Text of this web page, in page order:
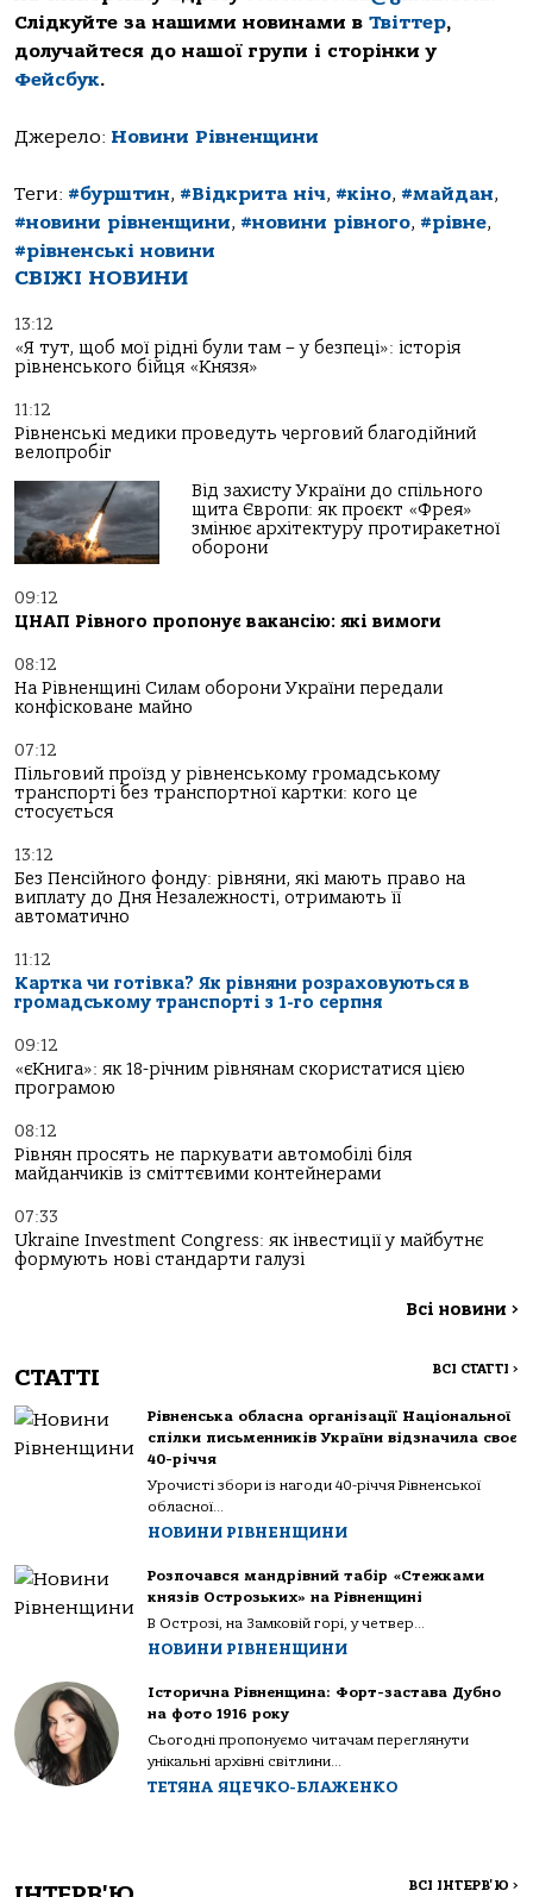
Слідкуйте за нашими новинами в Твіттер,
долучайтеся до нашої групи і сторінки у
Фейсбук.
Джерело: Новини Рівненщини
Теги: #бурштин, #Відкрита ніч, #кіно, #майдан,
#новини рівненщини, #новини рівного, #рівне,
#рівненські новини
СВІЖІ НОВИНИ
13:12
«Я тут, щоб мої рідні були там – у безпеці»: історія
рівненського бійця «Князя»
11:12
Рівненські медики проведуть черговий благодійний
велопробіг
Від захисту України до спільного
щита Європи: як проєкт «Фрея»
змінює архітектуру протиракетної
оборони
09:12
ЦНАП Рівного пропонує вакансію: які вимоги
08:12
На Рівненщині Силам оборони України передали
конфісковане майно
07:12
Пільговий проїзд у рівненському громадському
транспорті без транспортної картки: кого це
стосується
13:12
Без Пенсійного фонду: рівняни, які мають право на
виплату до Дня Незалежності, отримають її
автоматично
11:12
Картка чи готівка? Як рівняни розраховуються в
громадському транспорті з 1-го серпня
09:12
«єКнига»: як 18-річним рівнянам скористатися цією
програмою
08:12
Рівнян просять не паркувати автомобілі біля
майданчиків із сміттєвими контейнерами
07:33
Ukraine Investment Congress: як інвестиції у майбутнє
формують нові стандарти галузі
Всі новини >
СТАТТІ ВСІ СТАТТІ >
Рівненська обласна організації Національної
спілки письменників України відзначила своє
40-річчя
Урочисті збори із нагоди 40-річчя Рівненської
обласної...
НОВИНИ РІВНЕНЩИНИ
Розпочався мандрівний табір «Стежками
князів Острозьких» на Рівненщині
В Острозі, на Замковій горі, у четвер...
НОВИНИ РІВНЕНЩИНИ
Історична Рівненщина: Форт-застава Дубно
на фото 1916 року
Сьогодні пропонуємо читачам переглянути
унікальні архівні світлини...
ТЕТЯНА ЯЦЕЧКО-БЛАЖЕНКО
ВСІ ІНТЕРВ'Ю >